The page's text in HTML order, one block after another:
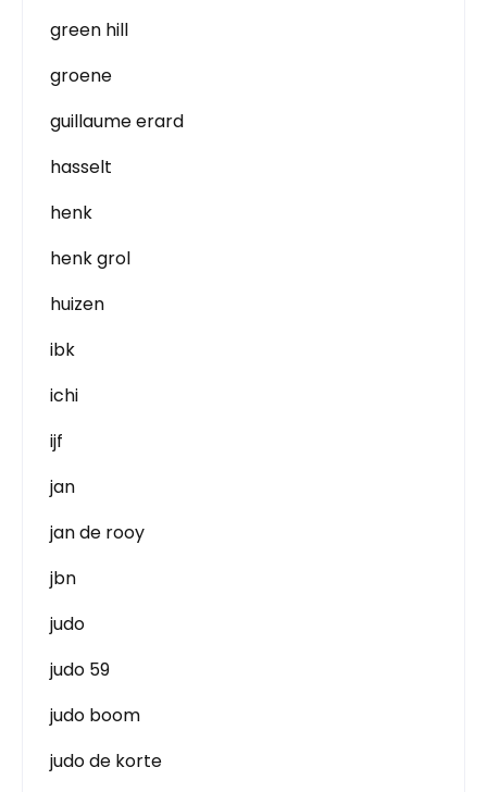
green hill
groene
guillaume erard
hasselt
henk
henk grol
huizen
ibk
ichi
ijf
jan
jan de rooy
jbn
judo
judo 59
judo boom
judo de korte